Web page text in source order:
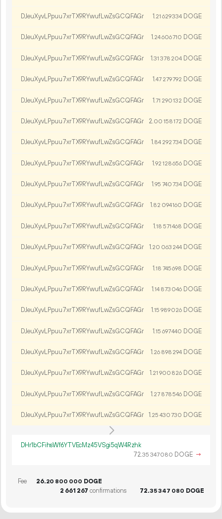
DJeuXyvLPpuu7xrTX9RYwufLwZsGCQFAGr 1.21 629334 DOGE
DJeuXyvLPpuu7xrTX9RYwufLwZsGCQFAGr 1.24606710 DOGE
DJeuXyvLPpuu7xrTX9RYwufLwZsGCQFAGr 1.31 378 204 DOGE
DJeuXyvLPpuu7xrTX9RYwufLwZsGCQFAGr 1.47 279792 DOGE
DJeuXyvLPpuu7xrTX9RYwufLwZsGCQFAGr 1.71 290132 DOGE
DJeuXyvLPpuu7xrTX9RYwufLwZsGCQFAGr 2.00 158172 DOGE
DJeuXyvLPpuu7xrTX9RYwufLwZsGCQFAGr 1.84 292734 DOGE
DJeuXyvLPpuu7xrTX9RYwufLwZsGCQFAGr 1.92 128656 DOGE
DJeuXyvLPpuu7xrTX9RYwufLwZsGCQFAGr 1.95 740734 DOGE
DJeuXyvLPpuu7xrTX9RYwufLwZsGCQFAGr 1.82 094160 DOGE
DJeuXyvLPpuu7xrTX9RYwufLwZsGCQFAGr 1.18 571468 DOGE
DJeuXyvLPpuu7xrTX9RYwufLwZsGCQFAGr 1.20 063 244 DOGE
DJeuXyvLPpuu7xrTX9RYwufLwZsGCQFAGr 1.18 745698 DOGE
DJeuXyvLPpuu7xrTX9RYwufLwZsGCQFAGr 1.14 873 046 DOGE
DJeuXyvLPpuu7xrTX9RYwufLwZsGCQFAGr 1.15 989026 DOGE
DJeuXyvLPpuu7xrTX9RYwufLwZsGCQFAGr 1.15 697440 DOGE
DJeuXyvLPpuu7xrTX9RYwufLwZsGCQFAGr 1.26 898 294 DOGE
DJeuXyvLPpuu7xrTX9RYwufLwZsGCQFAGr 1.21 900 826 DOGE
DJeuXyvLPpuu7xrTX9RYwufLwZsGCQFAGr 1.27 878546 DOGE
DJeuXyvLPpuu7xrTX9RYwufLwZsGCQFAGr 1.25 430730 DOGE
DHr1bCFihsWf6YTVEcMz45VSgi5qW4Rzhk
72.35 347080 DOGE →
Fee 26.20 800 000 DOGE
2 661 267 confirmations 72.35347 080 DOGE